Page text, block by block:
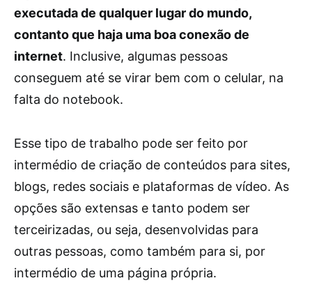
executada de qualquer lugar do mundo,
contanto que haja uma boa conexão de
internet. Inclusive, algumas pessoas
conseguem até se virar bem com o celular, na
falta do notebook.
Esse tipo de trabalho pode ser feito por
intermédio de criação de conteúdos para sites,
blogs, redes sociais e plataformas de vídeo. As
opções são extensas e tanto podem ser
terceirizadas, ou seja, desenvolvidas para
outras pessoas, como também para si, por
intermédio de uma página própria.